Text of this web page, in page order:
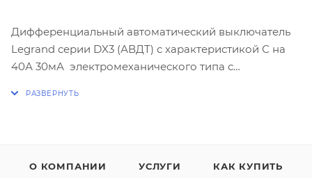
Дифференциальный автоматический выключатель
Legrand серии DX3 (АВДТ) с характеристикой С на
40А 30мА электромеханического типа с
- 10кА - согласно МЭК 60947-2
О КОМПАНИИ УСЛУГИ КАК КУПИТЬ